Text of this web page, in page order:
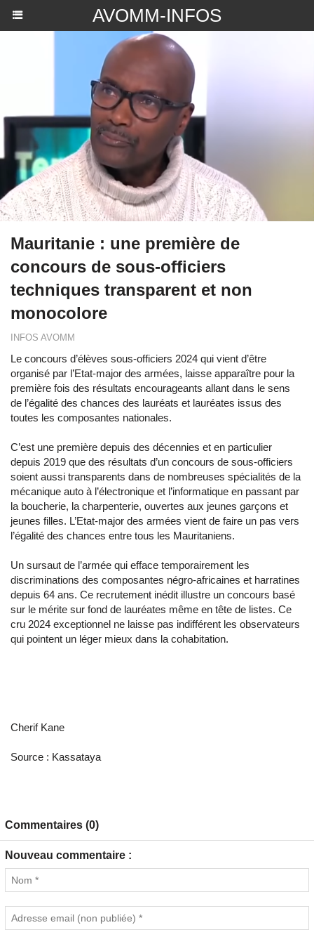
AVOMM-INFOS
Mauritanie : une première de
concours de sous-officiers
techniques transparent et non
monocolore
INFOS AVOMM
Le concours d’élèves sous-officiers 2024 qui vient d’être
organisé par l’Etat-major des armées, laisse apparaître pour la
première fois des résultats encourageants allant dans le sens
de l’égalité des chances des lauréats et lauréates issus des
toutes les composantes nationales.
C’est une première depuis des décennies et en particulier
depuis 2019 que des résultats d’un concours de sous-officiers
soient aussi transparents dans de nombreuses spécialités de la
mécanique auto à l’électronique et l’informatique en passant par
la boucherie, la charpenterie, ouvertes aux jeunes garçons et
jeunes filles. L’Etat-major des armées vient de faire un pas vers
l’égalité des chances entre tous les Mauritaniens.
Un sursaut de l’armée qui efface temporairement les
discriminations des composantes négro-africaines et harratines
depuis 64 ans. Ce recrutement inédit illustre un concours basé
sur le mérite sur fond de lauréates même en tête de listes. Ce
cru 2024 exceptionnel ne laisse pas indifférent les observateurs
qui pointent un léger mieux dans la cohabitation.
Cherif Kane
Source : Kassataya
Commentaires (0)
Nouveau commentaire :